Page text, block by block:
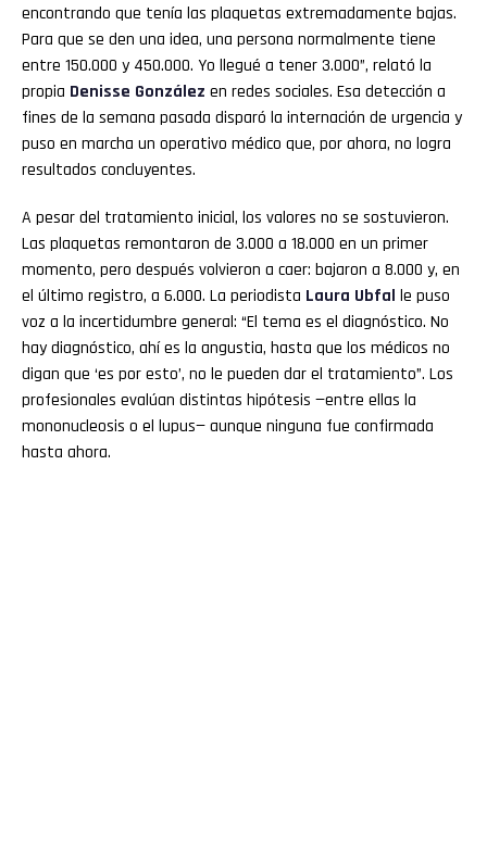
encontrando que tenía las plaquetas extremadamente bajas.
Para que se den una idea, una persona normalmente tiene
entre 150.000 y 450.000. Yo llegué a tener 3.000”, relató la
propia Denisse González en redes sociales. Esa detección a
fines de la semana pasada disparó la internación de urgencia y
puso en marcha un operativo médico que, por ahora, no logra
resultados concluyentes.
A pesar del tratamiento inicial, los valores no se sostuvieron.
Las plaquetas remontaron de 3.000 a 18.000 en un primer
momento, pero después volvieron a caer: bajaron a 8.000 y, en
el último registro, a 6.000. La periodista Laura Ubfal le puso
voz a la incertidumbre general: “El tema es el diagnóstico. No
hay diagnóstico, ahí es la angustia, hasta que los médicos no
digan que ‘es por esto’, no le pueden dar el tratamiento”. Los
profesionales evalúan distintas hipótesis —entre ellas la
mononucleosis o el lupus— aunque ninguna fue confirmada
hasta ahora.